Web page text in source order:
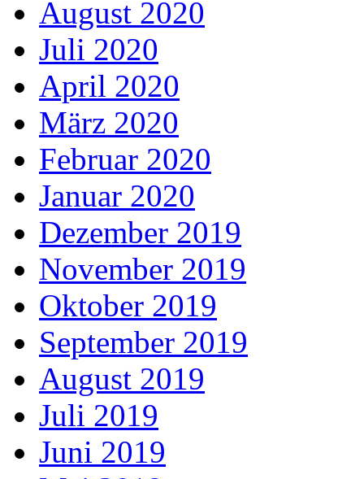
August 2020
Juli 2020
April 2020
März 2020
Februar 2020
Januar 2020
Dezember 2019
November 2019
Oktober 2019
September 2019
August 2019
Juli 2019
Juni 2019